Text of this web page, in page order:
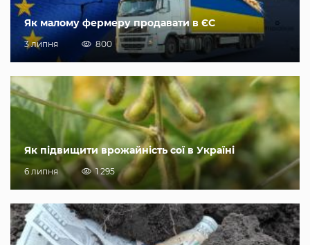
Як малому фермеру продавати в ЄС
3 липня 800
Як підвищити врожайність сої в Україні
6 липня 1 295